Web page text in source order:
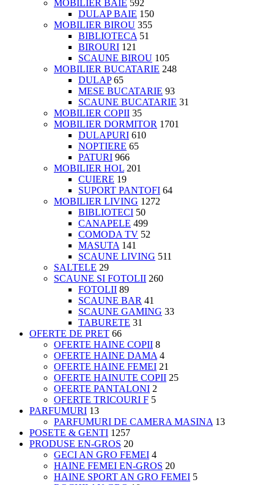
MOBILIER BAIE 592
DULAP BAIE 150
MOBILIER BIROU 355
BIBLIOTECA 51
BIROURI 121
SCAUNE BIROU 105
MOBILIER BUCATARIE 248
DULAP 65
MESE BUCATARIE 93
SCAUNE BUCATARIE 31
MOBILIER COPII 35
MOBILIER DORMITOR 1701
DULAPURI 610
NOPTIERE 65
PATURI 966
MOBILIER HOL 201
CUIERE 19
SUPORT PANTOFI 64
MOBILIER LIVING 1272
BIBLIOTECI 50
CANAPELE 499
COMODA TV 52
MASUTA 141
SCAUNE LIVING 511
SALTELE 29
SCAUNE SI FOTOLII 260
FOTOLII 89
SCAUNE BAR 41
SCAUNE GAMING 33
TABURETE 31
OFERTE DE PRET 66
OFERTE HAINE COPII 8
OFERTE HAINE DAMA 4
OFERTE HAINE FEMEI 21
OFERTE HAINUTE COPII 25
OFERTE PANTALONI 2
OFERTE TRICOURI F 5
PARFUMURI 13
PARFUMURI DE CAMERA MASINA 13
POSETE & GENTI 1257
PRODUSE EN-GROS 20
GECI AN GRO FEMEI 4
HAINE FEMEI EN-GROS 20
HAINE SPORT AN GRO FEMEI 5